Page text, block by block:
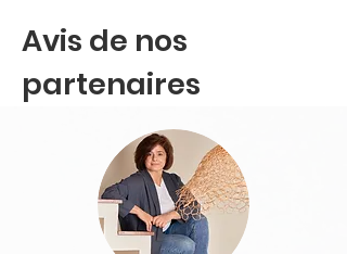
Avis de nos
partenaires